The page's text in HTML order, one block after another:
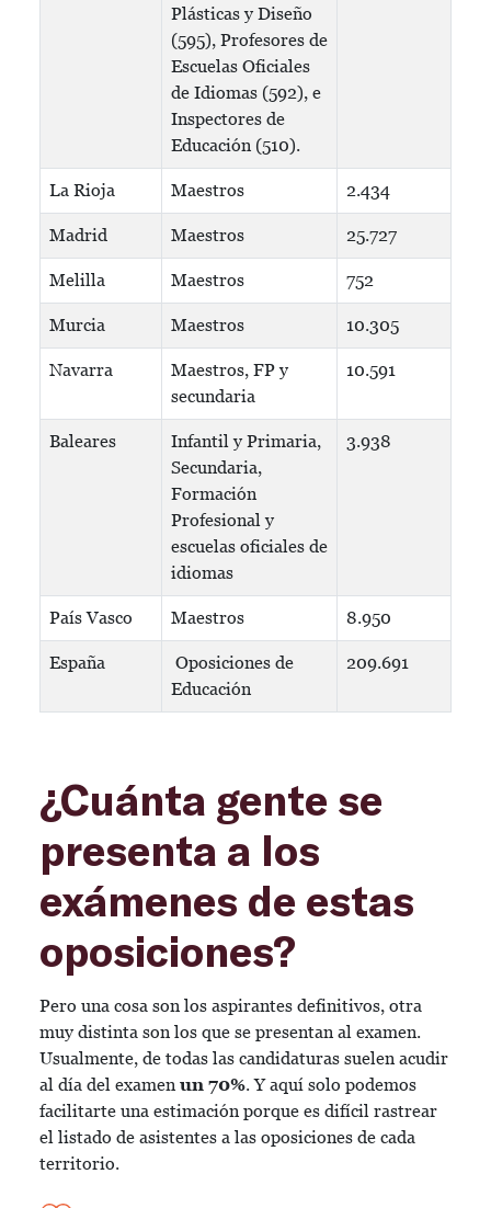
Plásticas y Diseño
(595), Profesores de
Escuelas Oficiales
de Idiomas (592), e
Inspectores de
Educación (510).
La Rioja Maestros 2.434
Madrid Maestros 25.727
Melilla Maestros 752
Murcia Maestros 10.305
Navarra
Maestros, FP y
secundaria
10.591
Baleares
Infantil y Primaria,
Secundaria,
Formación
Profesional y
escuelas oficiales de
idiomas
3.938
País Vasco Maestros 8.950
España
Oposiciones de
Educación
209.691
¿Cuánta gente se
presenta a los
exámenes de estas
oposiciones?
Pero una cosa son los aspirantes definitivos, otra
muy distinta son los que se presentan al examen.
Usualmente, de todas las candidaturas suelen acudir
al día del examen un 70%. Y aquí solo podemos
facilitarte una estimación porque es difícil rastrear
el listado de asistentes a las oposiciones de cada
territorio.